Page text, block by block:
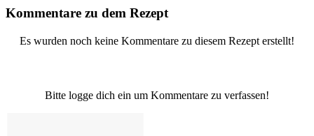
Kommentare zu dem Rezept
Es wurden noch keine Kommentare zu diesem Rezept erstellt!
Bitte logge dich ein um Kommentare zu verfassen!